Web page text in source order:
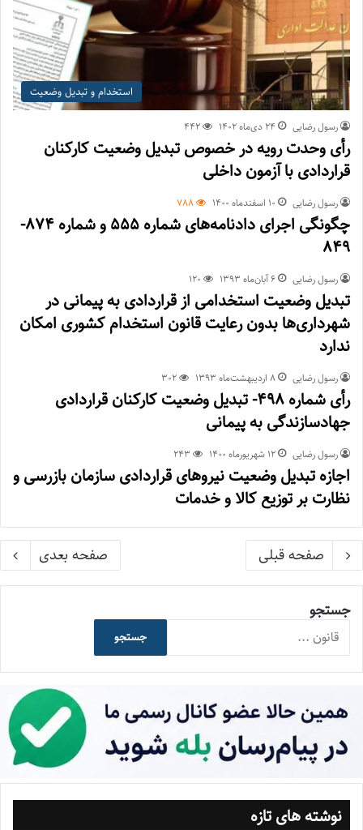
استخدام و تبدیل وضعیت
رسول رضایی ۲۴ دی‌ماه ۱۴۰۲ 442
رأی وحدت رویه در خصوص تبدیل وضعیت کارکنان
قراردادی با آزمون داخلی
رسول رضایی ۱۰ اسفند‌ماه ۱۴۰۰ 788
چگونگی اجرای دادنامه‌های شماره 555 و شماره 874-
849
رسول رضایی ۶ آبان‌ماه ۱۳۹۳ 120
تبدیل وضعیت استخدامی از قراردادی به پیمانی در
شهرداری‌ها بدون رعایت قانون استخدام کشوری امکان
ندارد
رسول رضایی ۸ اردیبهشت‌ماه ۱۳۹۳ 302
رأی شماره ۴۹۸- تبدیل وضعیت کارکنان قراردادی
جهادسازندگی به پیمانی
رسول رضایی ۱۲ شهریور‌ماه ۱۴۰۰ 243
اجازه تبدیل وضعیت نیروهای قراردادی سازمان بازرسی و
نظارت بر توزیع کالا و خدمات
صفحه قبلی صفحه بعدی
جستجو
جستجو
نوشته های تازه